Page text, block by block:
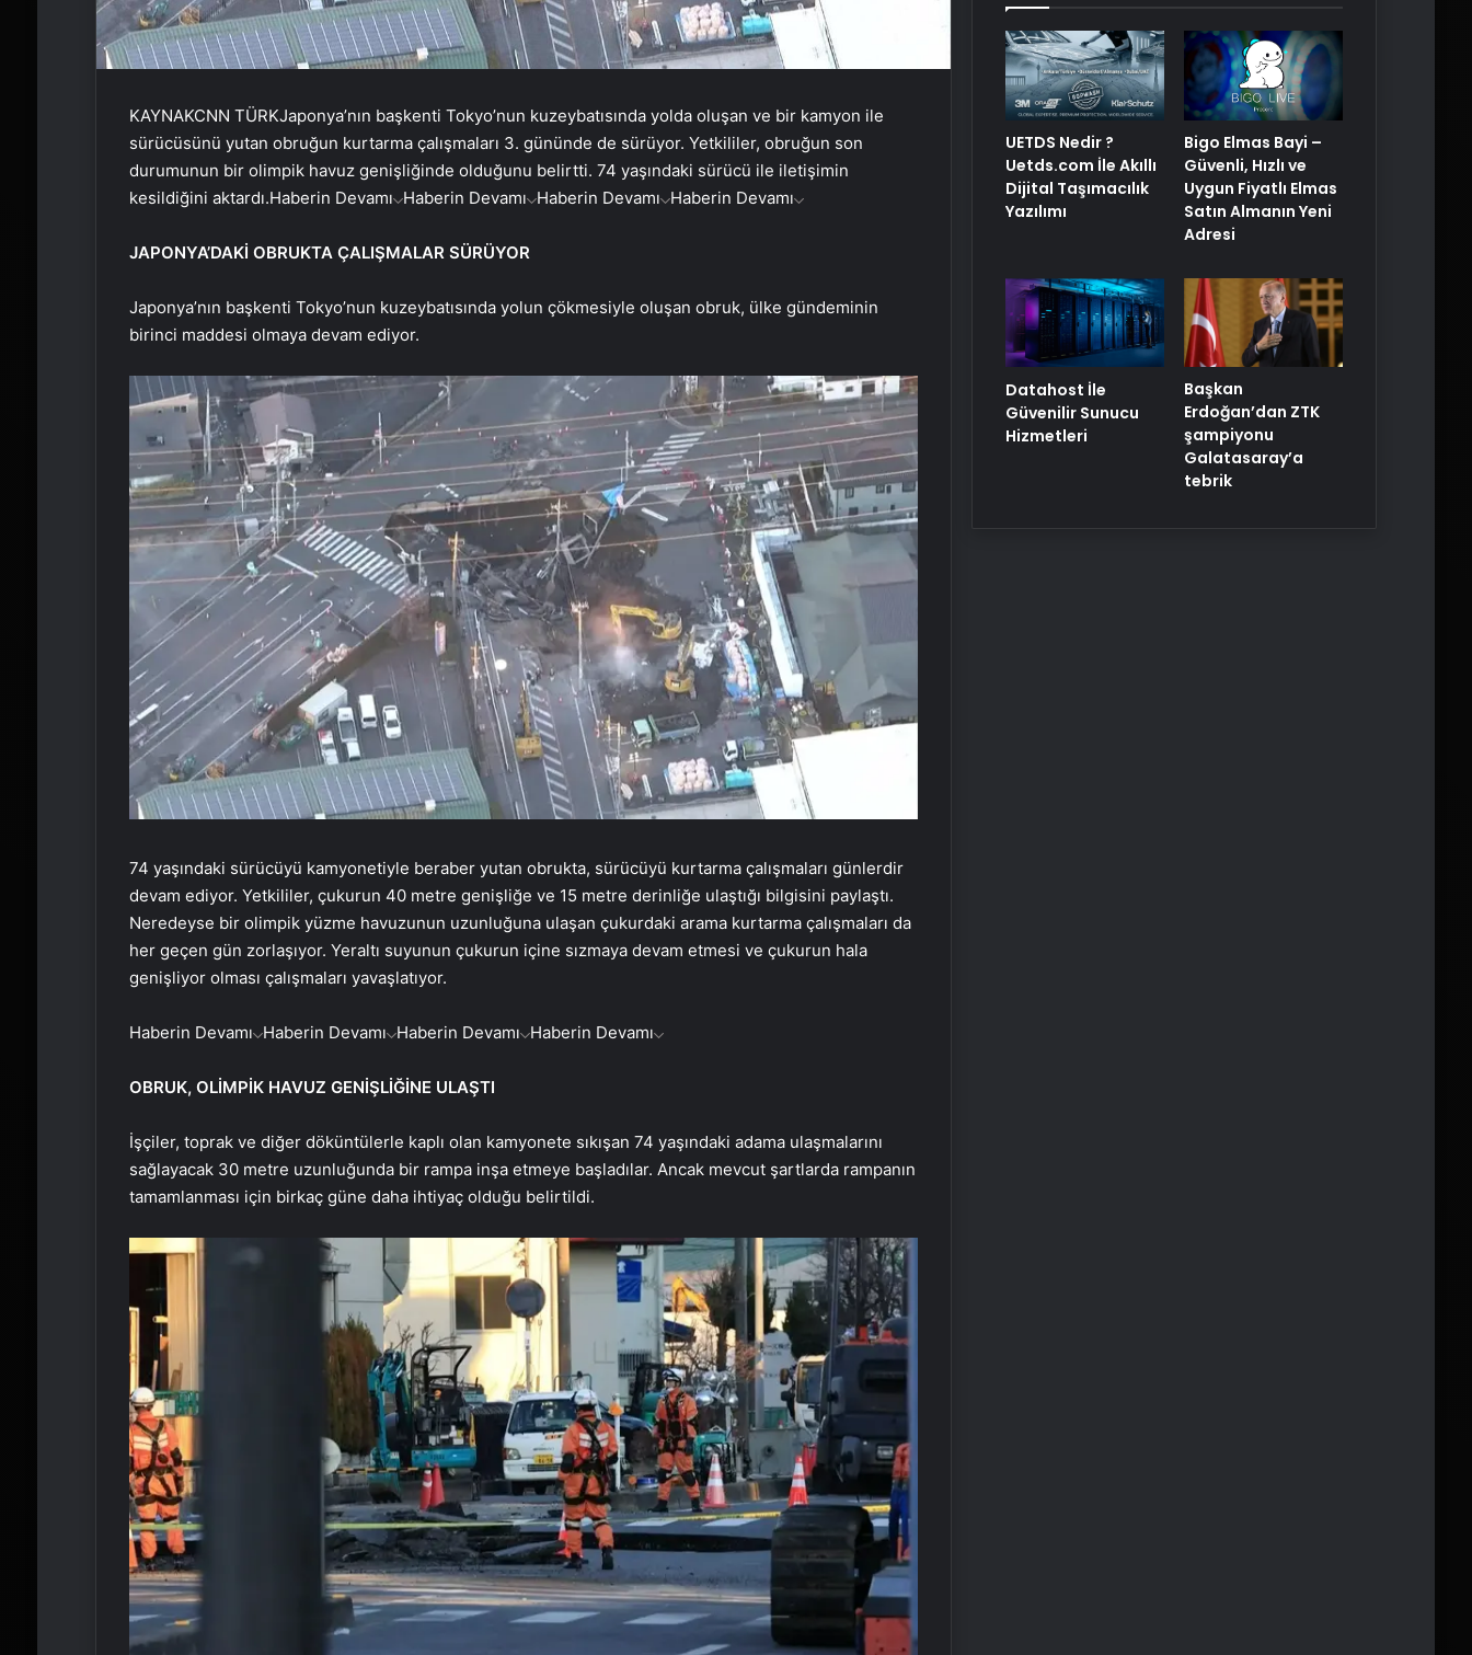
KAYNAKCNN TÜRKJaponya’nın başkenti Tokyo’nun kuzeybatısında yolda oluşan ve bir kamyon ile
sürücüsünü yutan obruğun kurtarma çalışmaları 3. gününde de sürüyor. Yetkililer, obruğun son
durumunun bir olimpik havuz genişliğinde olduğunu belirtti. 74 yaşındaki sürücü ile iletişimin
kesildiğini aktardı.Haberin Devamı Haberin Devamı Haberin Devamı Haberin Devamı
JAPONYA’DAKİ OBRUKTA ÇALIŞMALAR SÜRÜYOR
Japonya’nın başkenti Tokyo’nun kuzeybatısında yolun çökmesiyle oluşan obruk, ülke gündeminin
birinci maddesi olmaya devam ediyor.
74 yaşındaki sürücüyü kamyonetiyle beraber yutan obrukta, sürücüyü kurtarma çalışmaları günlerdir
devam ediyor. Yetkililer, çukurun 40 metre genişliğe ve 15 metre derinliğe ulaştığı bilgisini paylaştı.
Neredeyse bir olimpik yüzme havuzunun uzunluğuna ulaşan çukurdaki arama kurtarma çalışmaları da
her geçen gün zorlaşıyor. Yeraltı suyunun çukurun içine sızmaya devam etmesi ve çukurun hala
genişliyor olması çalışmaları yavaşlatıyor.
Haberin Devamı Haberin Devamı Haberin Devamı Haberin Devamı
OBRUK, OLİMPİK HAVUZ GENİŞLİĞİNE ULAŞTI
İşçiler, toprak ve diğer döküntülerle kaplı olan kamyonete sıkışan 74 yaşındaki adama ulaşmalarını
sağlayacak 30 metre uzunluğunda bir rampa inşa etmeye başladılar. Ancak mevcut şartlarda rampanın
tamamlanması için birkaç güne daha ihtiyaç olduğu belirtildi.
UETDS Nedir ?
Uetds.com İle Akıllı
Dijital Taşımacılık
Yazılımı
Bigo Elmas Bayi –
Güvenli, Hızlı ve
Uygun Fiyatlı Elmas
Satın Almanın Yeni
Adresi
Datahost İle
Güvenilir Sunucu
Hizmetleri
Başkan
Erdoğan’dan ZTK
şampiyonu
Galatasaray’a
tebrik